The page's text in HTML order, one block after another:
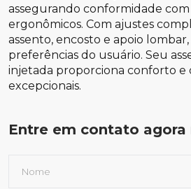
assegurando conformidade
ergonômicos. Com ajustes
assento, encosto e apoio
preferências do usuário. Seu
injetada proporciona conforto e
excepcionais.
Entre em contato agora